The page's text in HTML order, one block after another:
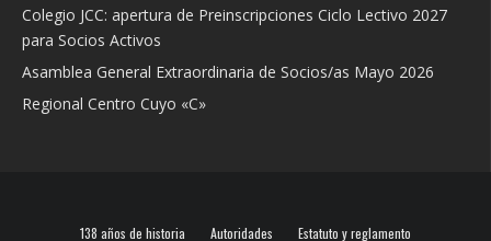
Colegio JCC: apertura de Preinscripciones Ciclo Lectivo 2027
para Socios Activos
Asamblea General Extraordinaria de Socios/as Mayo 2026
Regional Centro Cuyo «C»
138 años de historia Autoridades Estatuto y reglamento